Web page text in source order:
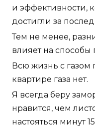
и эффективности,
достигли за
Тем не менее,
влияет на
Всю жизнь с газом
квартире газа нет.
Я всегда беру
нравится, чем
настояться минут